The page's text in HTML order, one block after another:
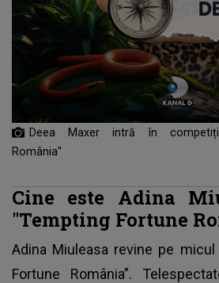
Deea Maxer intră în
România"
Cine este Adina
"Tempting Fortune
Adina Miuleasa revine pe micul
Fortune România”.